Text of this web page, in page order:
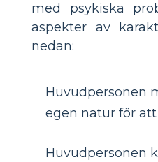
med psykiska
aspekter av
nedan:
Huvudpersonen
egen natur för
Huvudpersonen